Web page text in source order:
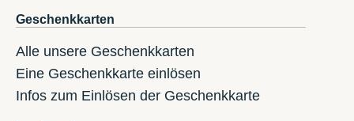
Geschenkkarten
Alle unsere Geschenkkarten
Eine Geschenkkarte einlösen
Infos zum Einlösen der Geschenkkarte